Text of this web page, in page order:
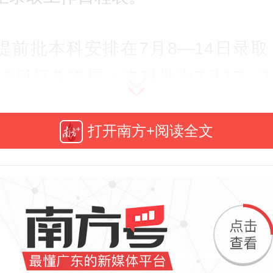
批次8月1—8日投档录取，8月8日
年广东普通高考分数录取一键查>>
打开南方+阅读全文